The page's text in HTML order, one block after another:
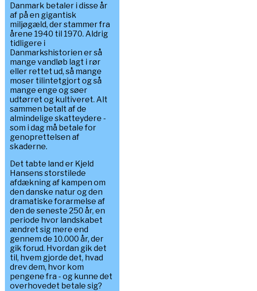
Danmark betaler i disse år
af på en gigantisk
miljøgæld, der stammer fra
årene 1940 til 1970. Aldrig
tidligere i
Danmarkshistorien er så
mange vandløb lagt i rør
eller rettet ud, så mange
moser tilintetgjort og så
mange enge og søer
udtørret og kultiveret. Alt
sammen betalt af de
almindelige skatteydere -
som i dag må betale for
genoprettelsen af
skaderne.
Det tabte land er Kjeld
Hansens storstilede
afdækning af kampen om
den danske natur og den
dramatiske forarmelse af
den de seneste 250 år, en
periode hvor landskabet
ændret sig mere end
gennem de 10.000 år, der
gik forud. Hvordan gik det
til, hvem gjorde det, hvad
drev dem, hvor kom
pengene fra - og kunne det
overhovedet betale sig?